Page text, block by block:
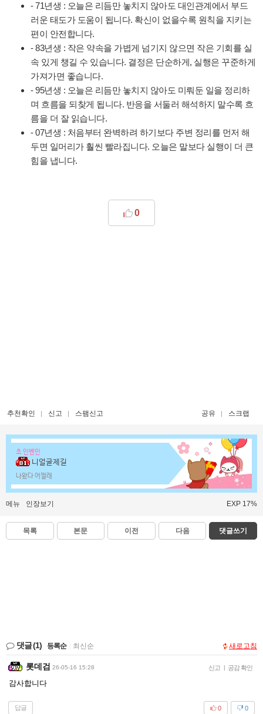
- 71년생 : 오늘은 리듬만 놓치지 않아도 대인관계에서 부드
러운 태도가 도움이 됩니다. 확신이 없을수록 원칙을 지키는
편이 안전합니다.
- 83년생 : 작은 약속을 가볍게 넘기지 않으면 작은 기회를 실
속 있게 챙길 수 있습니다. 결정은 단순하게, 실행은 꾸준하게
가져가면 좋습니다.
- 95년생 : 오늘은 리듬만 놓치지 않아도 미뤄둔 일을 정리하
며 흐름을 되찾게 됩니다. 반응을 서둘러 해석하지 말수록 흐
름을 더 잘 읽습니다.
- 07년생 : 처음부터 완벽하려 하기보다 주변 정리를 먼저 해
두면 일머리가 훨씬 빨라집니다. 오늘은 말보다 실행이 더 큰
힘을 냅니다.
0
추천확인 신고 스팸신고 공유 스크랩
초 인벤인
니얼굴제길
나왔다 어쩔래
메뉴 인장보기 EXP 17%
목록 본문 이전 다음 댓글쓰기
댓글(1) 등록순 최신순 새로고침
롯데검 26-05-16 15:28 신고 | 공감 확인
감사합니다
답글 0
0